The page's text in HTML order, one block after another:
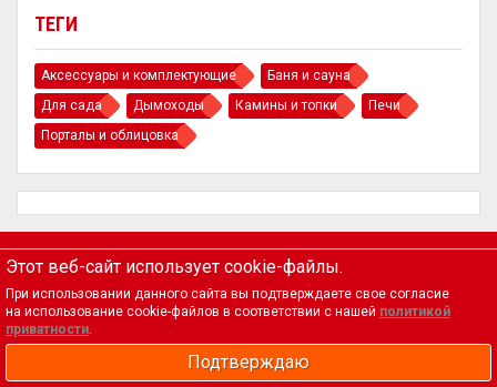
ТЕГИ
Аксессуары и комплектующие
Баня и сауна
Для сада
Дымоходы Камины и топки
Печи
Порталы и облицовка
Биокамины, камины и печи
по интересным ценам.
Магазин
Оформить заказ
Этот веб-сайт использует cookie-файлы.
При использовании данного сайта вы подтверждаете свое согласие
на использование cookie-файлов в соответствии с нашей политикой
приватности.
Подтверждаю